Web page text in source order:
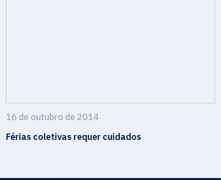
16 de outubro de 2014
Férias coletivas requer cuidados